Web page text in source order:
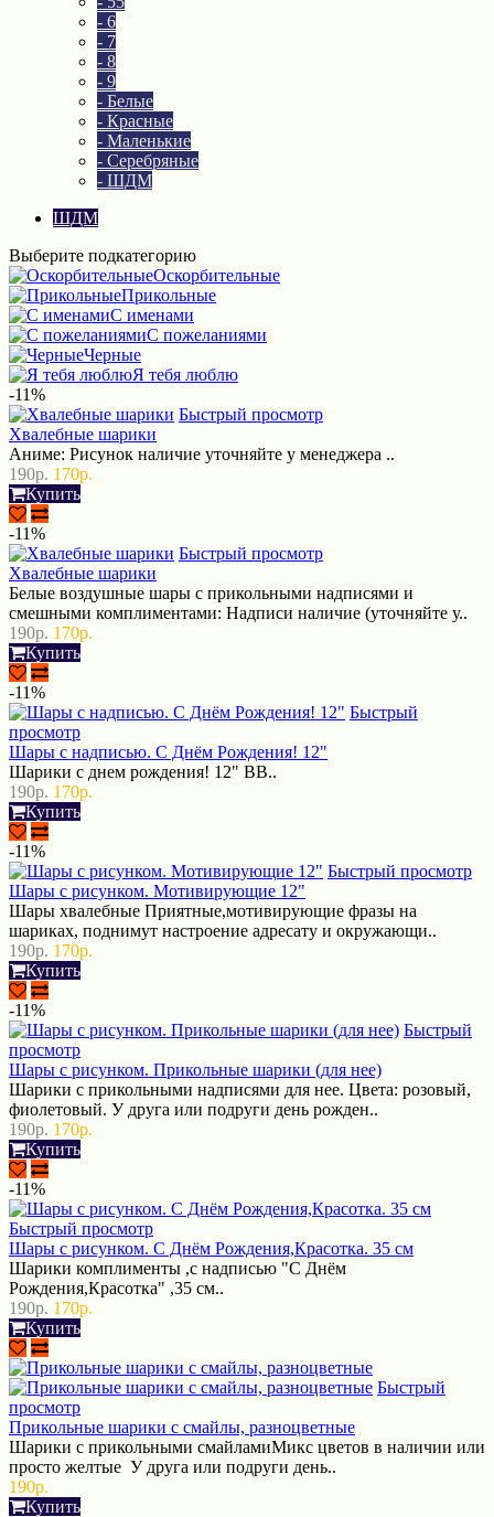
- 6
- 7
- 8
- 9
- Белые
- Красные
- Маленькие
- Серебряные
- ШДМ
ШДМ
Выберите подкатегорию
Оскорбительные
Прикольные
С именами
С пожеланиями
Черные
Я тебя люблю
-11%
Быстрый просмотр
Хвалебные шарики
Аниме: Рисунок наличие уточняйте у менеджера ..
190р. 170р.
Купить
-11%
Быстрый просмотр
Хвалебные шарики
Белые воздушные шары с прикольными надписями и
смешными комплиментами: Надписи наличие (уточняйте у..
190р. 170р.
Купить
-11%
Быстрый
просмотр
Шары с надписью. С Днём Рождения! 12"
Шарики с днем рождения! 12" BB..
190р. 170р.
Купить
-11%
Быстрый просмотр
Шары с рисунком. Мотивирующие 12"
Шары хвалебные Приятные,мотивирующие фразы на
шариках, поднимут настроение адресату и окружающи..
190р. 170р.
Купить
-11%
Быстрый
просмотр
Шары с рисунком. Прикольные шарики (для нее)
Шарики с прикольными надписями для нее. Цвета: розовый,
фиолетовый. У друга или подруги день рожден..
190р. 170р.
Купить
-11%
Быстрый просмотр
Шары с рисунком. С Днём Рождения,Красотка. 35 см
Шарики комплименты ,с надписью "С Днём
Рождения,Красотка" ,35 см..
190р. 170р.
Купить
Быстрый
просмотр
Прикольные шарики с смайлы, разноцветные
Шарики с прикольными смайламиМикс цветов в наличии или
просто желтые У друга или подруги день..
190р.
Купить